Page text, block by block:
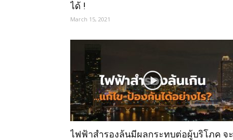
ได้ !
March 15, 2021
ไฟฟ้าสำรองล้นมีผลกระทบต่อผู้บริโภค จะ